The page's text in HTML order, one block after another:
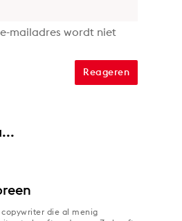
mailadres wordt niet
copywriter die al menig